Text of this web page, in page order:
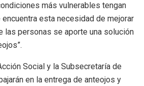
más vulnerables tengan
esta necesidad de mejorar
las personas se aporte una solución
Social y la Subsecretaría de
en la entrega de anteojos y